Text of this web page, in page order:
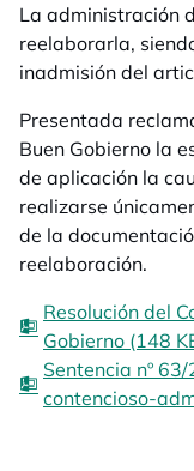
La administración
reelaborarla,
inadmisión del
Presentada
Buen Gobierno la
de aplicación la
realizarse
de la
reelaboración.
Resolución del
Gobierno (148
Sentencia nº
contencioso-